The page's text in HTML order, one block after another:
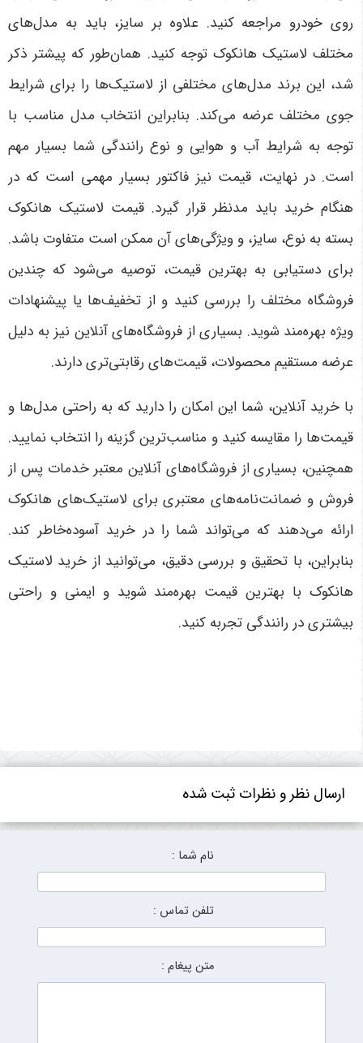
روی خودرو مراجعه کنید. علاوه بر سایز، باید به مدل‌های
مختلف لاستیک هانکوک توجه کنید. همان‌طور که پیشتر ذکر
شد، این برند مدل‌های مختلفی از لاستیک‌ها را برای شرایط
جوی مختلف عرضه می‌کند. بنابراین انتخاب مدل مناسب با
توجه به شرایط آب و هوایی و نوع رانندگی شما بسیار مهم
است. در نهایت، قیمت نیز فاکتور بسیار مهمی است که در
هنگام خرید باید مدنظر قرار گیرد. قیمت لاستیک هانکوک
بسته به نوع، سایز، و ویژگی‌های آن ممکن است متفاوت باشد.
برای دستیابی به بهترین قیمت، توصیه می‌شود که چندین
فروشگاه مختلف را بررسی کنید و از تخفیف‌ها یا پیشنهادات
ویژه بهره‌مند شوید. بسیاری از فروشگاه‌های آنلاین نیز به دلیل
عرضه مستقیم محصولات، قیمت‌های رقابتی‌تری دارند.
با خرید آنلاین، شما این امکان را دارید که به راحتی مدل‌ها و
قیمت‌ها را مقایسه کنید و مناسب‌ترین گزینه را انتخاب نمایید.
همچنین، بسیاری از فروشگاه‌های آنلاین معتبر خدمات پس از
فروش و ضمانت‌نامه‌های معتبری برای لاستیک‌های هانکوک
ارائه می‌دهند که می‌تواند شما را در خرید آسوده‌خاطر کند.
بنابراین، با تحقیق و بررسی دقیق، می‌توانید از خرید لاستیک
هانکوک با بهترین قیمت بهره‌مند شوید و ایمنی و راحتی
بیشتری در رانندگی تجربه کنید.
ارسال نظر و نظرات ثبت شده
نام شما :
تلفن تماس :
متن پیغام :